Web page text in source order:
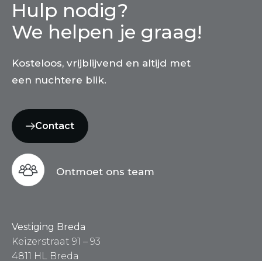
Hulp nodig?
We helpen je graag!
Kosteloos, vrijblijvend en altijd met
een nuchtere blik.
Contact
Ontmoet ons team
Vestiging Breda
Keizerstraat 91 – 93
4811 HL Breda